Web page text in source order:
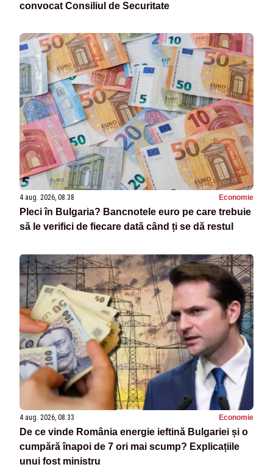
convocat Consiliul de Securitate
4 aug. 2026, 08:38 Economie
Pleci în Bulgaria? Bancnotele euro pe care trebuie
să le verifici de fiecare dată când ți se dă restul
4 aug. 2026, 08:33 Economie
De ce vinde România energie ieftină Bulgariei și o
cumpără înapoi de 7 ori mai scump? Explicațiile
unui fost ministru